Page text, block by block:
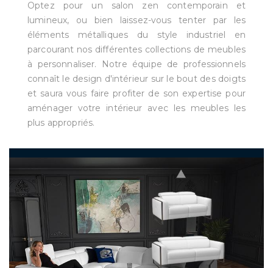
Optez pour un salon zen contemporain et
lumineux, ou bien laissez-vous tenter par les
éléments métalliques du style industriel en
parcourant nos différentes collections de meubles
à personnaliser. Notre équipe de professionnels
connaît le design d'intérieur sur le bout des doigts
et saura vous faire profiter de son expertise pour
aménager votre intérieur avec les meubles les
plus appropriés.